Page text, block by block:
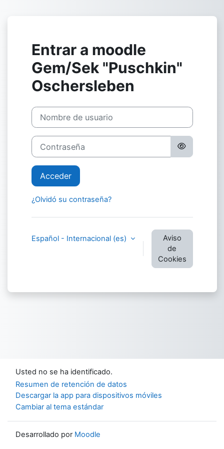
Entrar a moodle
Gem/Sek "Puschkin"
Oschersleben
Nombre de usuario
Contraseña
Acceder
¿Olvidó su contraseña?
Español - Internacional ‎(es)‎
Aviso
de
Cookies
Usted no se ha identificado.
Resumen de retención de datos
Descargar la app para dispositivos móviles
Cambiar al tema estándar
Desarrollado por Moodle